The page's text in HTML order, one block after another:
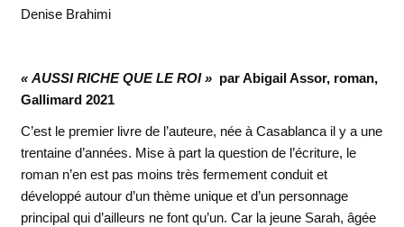
Denise Brahimi
« AUSSI RICHE QUE LE ROI »par Abigail Assor, roman,
Gallimard 2021
C’est le premier livre de l’auteure, née à Casablanca il y a une
trentaine d’années. Mise à part la question de l’écriture, le
roman n’en est pas moins très fermement conduit et
développé autour d’un thème unique et d’un personnage
principal qui d’ailleurs ne font qu’un. Car la jeune Sarah, âgée